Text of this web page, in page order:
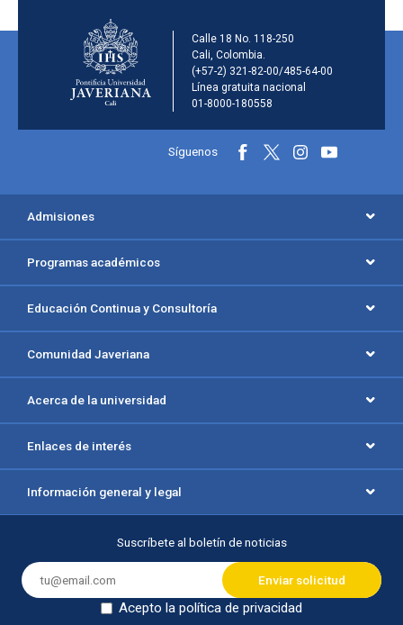
Información de la
Calle 18 No. 118-250
Cali, Colombia.
(+57-2) 321-82-00/485-64-00
Línea gratuita nacional
01-8000-180558
Información y redes sociales
Síguenos
Menú principal del footer
Admisiones
Programas académicos
Educación Continua y Consultoría
Comunidad Javeriana
Acerca de la universidad
Enlaces de interés
Información general y legal
Suscríbete al boletín de noticias
Acepto la política de privacidad